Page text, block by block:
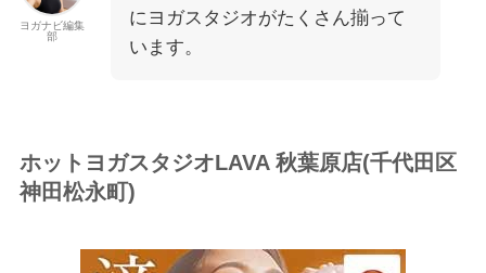
ヨガナビ編集
部
にヨガスタジオがたくさん揃って
います。
ホットヨガスタジオLAVA 秋葉原店(千代田区
神田松永町)